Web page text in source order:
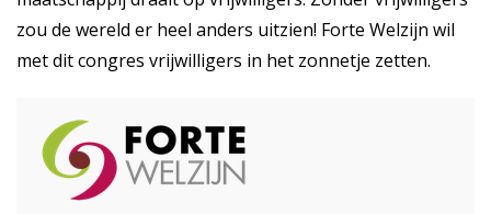
zou de wereld er heel anders uitzien! Forte Welzijn wil
met dit congres vrijwilligers in het zonnetje zetten.